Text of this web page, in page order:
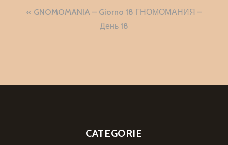
Navigazione
GNOMOMANIA – Giorno 18 ГНОМОМАНИЯ –
День 18
CATEGORIE